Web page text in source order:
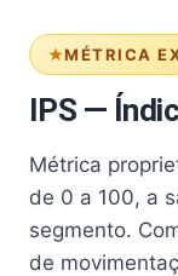
MÉTRICA
IPS —
Métrica
de 0 a 100, a
segmento.
de